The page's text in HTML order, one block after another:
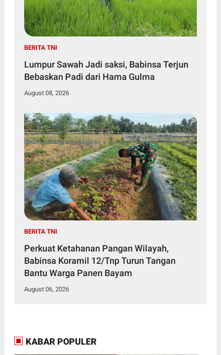
BERITA TNI
Lumpur Sawah Jadi saksi, Babinsa Terjun
Bebaskan Padi dari Hama Gulma
August 08, 2026
BERITA TNI
Perkuat Ketahanan Pangan Wilayah,
Babinsa Koramil 12/Tnp Turun Tangan
Bantu Warga Panen Bayam
August 06, 2026
KABAR POPULER